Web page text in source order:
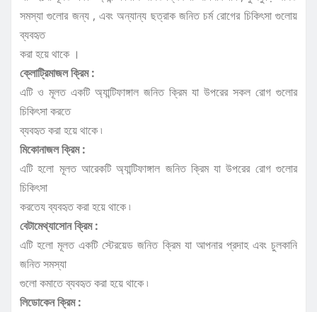
সমস্যা গুলোর জন্য , এবং অন্যান্য ছত্রাক জনিত চর্ম রোগের চিকিৎসা গুলোয়
ব্যবহৃত
করা হয়ে থাকে ।
ক্লোট্রিমাজল ক্রিম :
এটি ও মূলত একটি অ্যান্টিফাঙ্গাল জনিত ক্রিম যা উপরের সকল রোগ গুলোর
চিকিৎসা করতে
ব্যবহৃত করা হয়ে থাকে ৷
মিকোনাজল ক্রিম :
এটি হলো মূলত আরেকটি অ্যান্টিফাঙ্গাল জনিত ক্রিম যা উপরের রোগ গুলোর
চিকিৎসা
করতেয ব্যবহৃত করা হয়ে থাকে ৷
বেটামেথ্যাসোন ক্রিম :
এটি হলো মূলত একটি স্টেরয়েড জনিত ক্রিম যা আপনার প্রদাহ এবং চুলকানি
জনিত সমস্যা
গুলো কমাতে ব্যবহৃত করা হয়ে থাকে ৷
লিডোকেন ক্রিম :